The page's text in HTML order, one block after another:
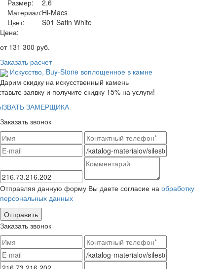
Размер:
2,6
Материал:Hi-Macs
Цвет:
S01 Satin White
Цена:
от 131 300 руб.
Заказать расчет
Искусство, Buy-Stone воплощенное в камне
Дарим скидку на искусственный камень
заявку и получите скидку 15% на услуги!
ЗАМЕРЩИКА
Заказать звонок
Отправляя данную форму Вы даете согласие на обработку
персональных данных
Заказать звонок